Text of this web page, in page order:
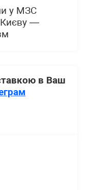
у МЗС
Києву —
в Ваш